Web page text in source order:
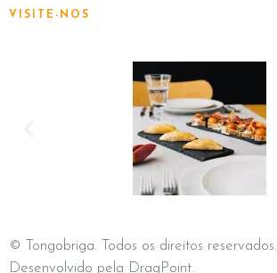
VISITE-NOS
© Tongobriga. Todos os direitos reservados.
Desenvolvido pela DragPoint.